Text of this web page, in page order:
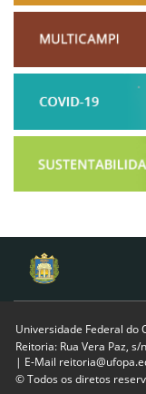
Universidade Federal do
Reitoria: Rua Vera Paz,
| E-Mail
© Todos os diretos